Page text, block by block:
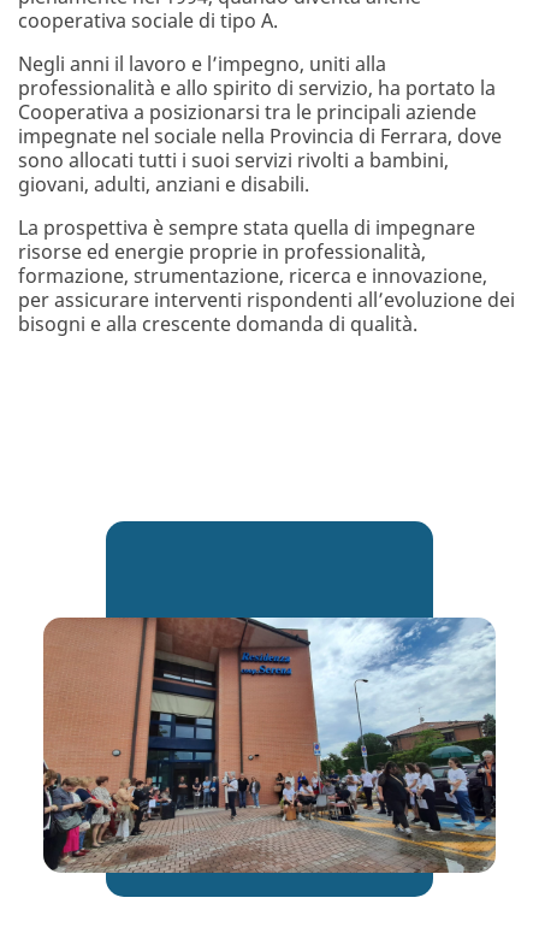
cooperativa sociale di tipo A.
Negli anni il lavoro e l’impegno, uniti alla
professionalità e allo spirito di servizio, ha portato la
Cooperativa a posizionarsi tra le principali aziende
impegnate nel sociale nella Provincia di Ferrara, dove
sono allocati tutti i suoi servizi rivolti a bambini,
giovani, adulti, anziani e disabili.
La prospettiva è sempre stata quella di impegnare
risorse ed energie proprie in professionalità,
formazione, strumentazione, ricerca e innovazione,
per assicurare interventi rispondenti all’evoluzione dei
bisogni e alla crescente domanda di qualità.